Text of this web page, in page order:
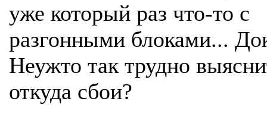
уже который раз что-то с
разгонными блоками...
Неужто так трудно
откуда сбои?